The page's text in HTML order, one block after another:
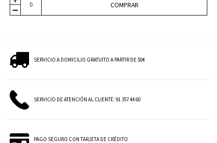
COMPRAR
SERVICIO A DOMICILIO GRATUITO A PARTIR DE 50€
SERVICIO DE ATENCIÓN AL CLIENTE: 91 357 44 60
PAGO SEGURO CON TARJETA DE CRÉDITO